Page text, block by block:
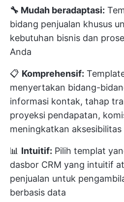
🔧 Mudah beradaptasi:
bidang penjualan khusus
kebutuhan bisnis dan
Anda
📋 Komprehensif:
menyertakan bidang-
informasi kontak, tahap
proyeksi pendapatan,
meningkatkan aksesibilitas
📊 Intuitif: Pilih templat
dasbor CRM yang intuitif
penjualan untuk
berbasis data